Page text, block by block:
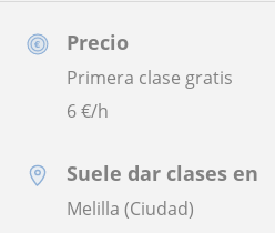
Precio
Primera clase gratis
6€/h
Suele dar clases en
Melilla (Ciudad)